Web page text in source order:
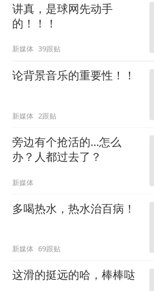
讲真，是球网先动手
的！！！
新媒体 39跟贴
论背景音乐的重要性！！
新媒体 2跟贴
旁边有个抢活的…怎么
办？人都过去了？
新媒体
多喝热水，热水治百病！
新媒体 69跟贴
这滑的挺远的哈，棒棒哒